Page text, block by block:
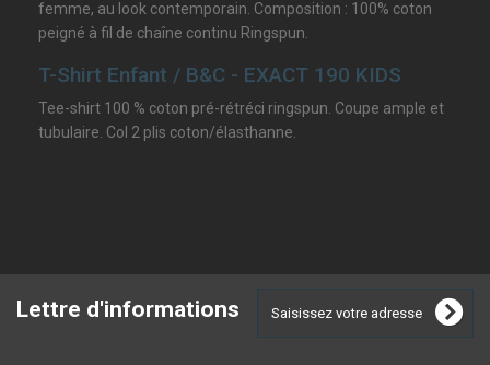
femme, au look contemporain. Composition : 100% coton
peigné à fil de chaîne continu Ringspun.
T-Shirt Enfant / B&C - EXACT 190 KIDS
Tee-shirt 100 % coton pré-rétréci ringspun. Coupe ample et
tubulaire. Col 2 plis coton/élasthanne.
Lettre d'informations